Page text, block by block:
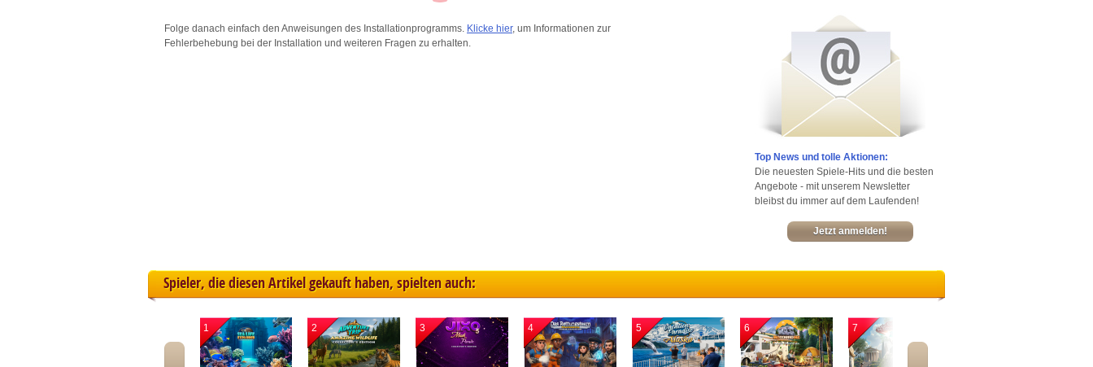
Folge danach einfach den Anweisungen des Installationprogramms. Klicke hier, um Informationen zur
Fehlerbehebung bei der Installation und weiteren Fragen zu erhalten.
Top News und tolle Aktionen:
Die neuesten Spiele-Hits und die besten
Angebote - mit unserem Newsletter
bleibst du immer auf dem Laufenden!
Jetzt anmelden!
Spieler, die diesen Artikel gekauft haben, spielten auch:
1 2 3 4 5 6 7